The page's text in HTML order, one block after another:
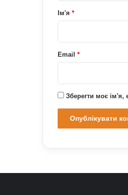
рІм'я *
Email *
Зберегти моє ім'я,